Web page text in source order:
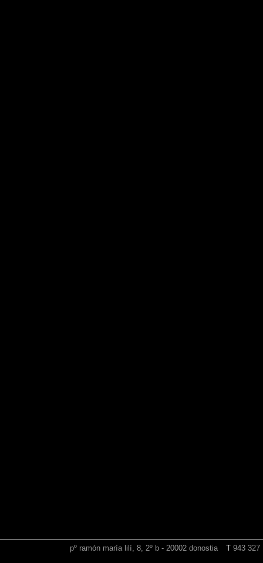
pº ramón maría lilí, 8, 2º b - 20002 donostia T943 327